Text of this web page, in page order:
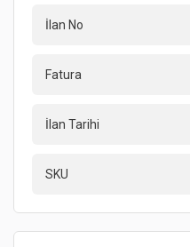
İlan No
Fatura
İlan Tarihi
SKU